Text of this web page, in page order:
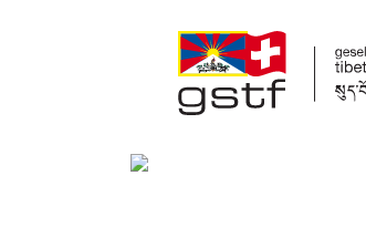
Zum Inhalt springen